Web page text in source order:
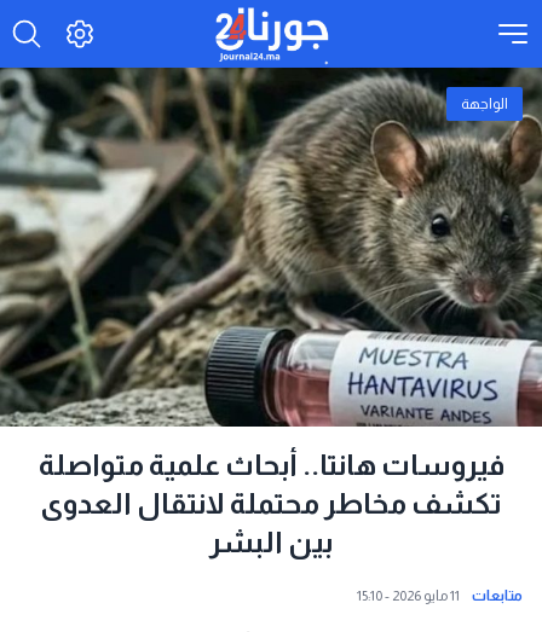
الواجهة
فيروسات هانتا.. أبحاث علمية متواصلة
تكشف مخاطر محتملة لانتقال العدوى
بين البشر
متابعات 11 مايو 2026 - 15:10